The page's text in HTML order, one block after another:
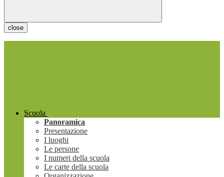
close
Scuola
Panoramica
Presentazione
I luoghi
Le persone
I numeri della scuola
Le carte della scuola